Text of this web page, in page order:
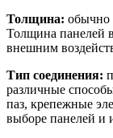
Толщина: обычно
Толщина панелей
внешним
Тип соединения:
различные
паз, крепежные
выборе панелей и